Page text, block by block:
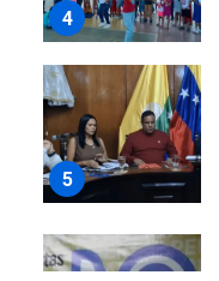
4
5